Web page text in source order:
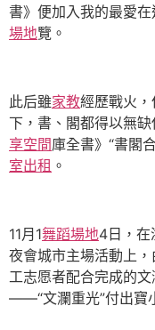
書》便加入我的最愛
場地覽。
此后雖家教經歷戰火
下，書、閣都得以無
享空間庫全書》“書閣
室出租 。
11月1舞蹈場地4日，
夜會城市主場活動上
工志愿者配合完成的
——“文瀾重光”付出寶